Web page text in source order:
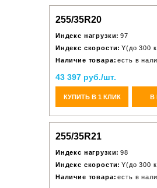
255/35R20
Индекс нагрузки: 97
Индекс скорости: Y(до 300
Наличие товара: есть в
43 397 руб./шт.
КУПИТЬ В 1 КЛИК В
255/35R21
Индекс нагрузки: 98
Индекс скорости: Y(до 300
Наличие товара: есть в